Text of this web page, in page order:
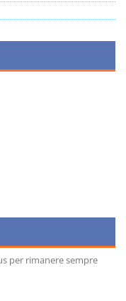
per rimanere sempre